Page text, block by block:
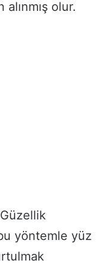
olur.
yöntemle yüz